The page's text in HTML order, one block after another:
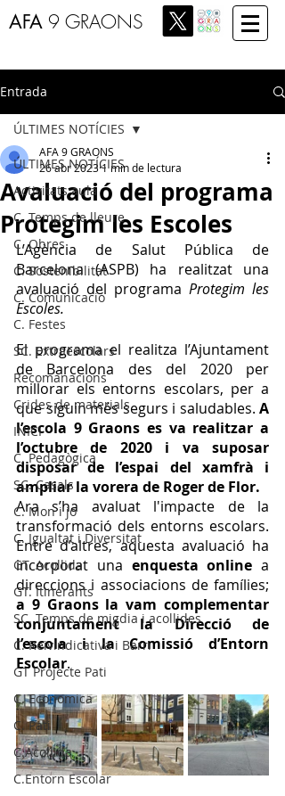
AFA 9 GRAONS
Entrada
ÚLTIMES NOTÍCIES
Activitats aula
C. Temps de lleure
C. Obres
C. Sostenibilitat
C. Comunicació
C. Festes
SC. Extraescolars
Recomanacions
Crides de materials
INICI
C. Pedagògica
SC. Casals
C. Mon i jo
C. Igualtat i Diversitat
GT. Acollida
GT. Itinerants
SC. Temps de migdia i acollides
C. Reivindicativa i Barri
GT Projecte Pati
C. Economica
C. Pati
C.Acollida
C.Entorn Escolar
ÚLTIMES NOTÍCIES
Avaluació del programa
Protegim les Escoles
AFA 9 GRAONS
26 abr 20231 min de lectura
L’Agència de Salut Pública de
Barcelona (ASPB) ha realitzat una
avaluació del programa Protegim les
Escoles.
El programa el realitza l’Ajuntament
de Barcelona des del 2020 per
millorar els entorns escolars, per a
que siguin més segurs i saludables. A
l’escola 9 Graons es va realitzar a
l’octubre de 2020 i va suposar
disposar de l’espai del xamfrà i
ampliar la vorera de Roger de Flor.
Ara s’ha avaluat l'impacte de la
transformació dels entorns escolars.
Entre d’altres, aquesta avaluació ha
incorporat una enquesta online a
a 9 Graons la vam complementar
conjuntament la Direcció de
l’escola i la Comissió d’Entorn
Escolar.